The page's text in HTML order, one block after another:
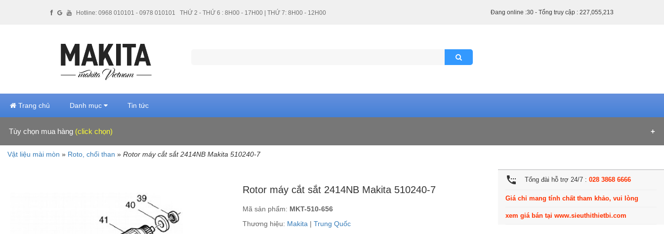
Trang chủ Danh mục Tin tức
Tùy chọn mua hàng (click chọn)
Hãng sản xuất
2 triệu - 5 triệu VNĐ (1)
Vật liệu mài mòn » Roto, chổi than » Rotor máy cắt sắt 2414NB Makita 510240-7
Rotor máy cắt sắt 2414NB Makita 510240-7
Mã sản phẩm: MKT-510-656
Thương hiệu: Makita| Trung Quốc
settings_phone Tổng đài hỗ trợ 24/7 :028 3868 6666
Giá chỉ mang tính chất tham khảo, vui lòng
xem giá bán tại www.sieuthithietbi.com
Hotline: 0968 010101 - 0978 010101 THỨ 2 - THỨ 6 : 8H00 - 17H00 | THỨ 7: 8H00 - 12H00 Đang online :30 - Tổng truy cập : 227,055,213